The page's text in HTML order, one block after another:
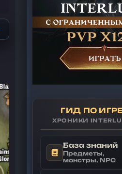
ГИД ПО ИГРЕ
ХРОНИКИ
База знаний
Предметы,
монстры, NPC